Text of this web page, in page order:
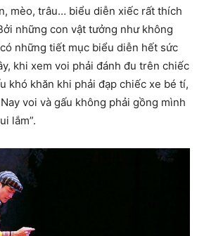
mèo, trâu… biểu diễn xiếc rất thích
những con vật tưởng như không
những tiết mục biểu diễn hết sức
khi xem voi phải đánh đu trên chiếc
khó khăn khi phải đạp chiếc xe bé tí,
voi và gấu không phải gồng mình
lắm”.